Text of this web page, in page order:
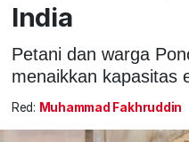
India
Petani dan warga
menaikkan kapasitas
Red: Muhammad Fakhruddin